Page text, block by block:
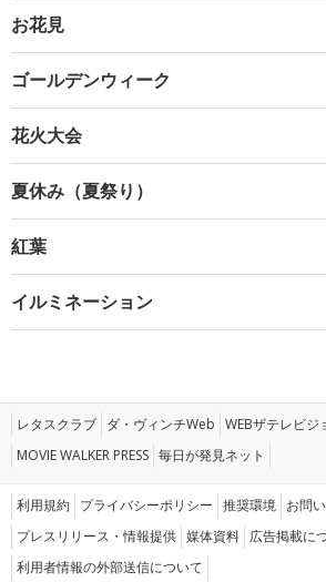
お花見
ゴールデンウィーク
花火大会
夏休み（夏祭り）
紅葉
イルミネーション
レタスクラブ ダ・ヴィンチWeb WEBザテレビジ
MOVIE WALKER PRESS 毎日が発見ネット
利用規約 プライバシーポリシー 推奨環境 お問
プレスリリース・情報提供 媒体資料 広告掲載に
利用者情報の外部送信について